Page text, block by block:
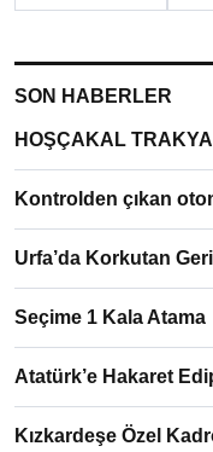
SON HABERLER
HOŞÇAKAL
Kontrolden çıkan
Urfa’da Korkutan
Seçime 1 Kala Atama
Atatürk’e Hakaret
Kızkardeşe Özel